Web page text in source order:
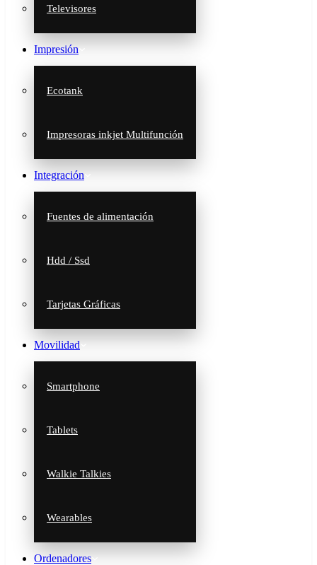
Televisores
Impresión
Ecotank
Impresoras inkjet Multifunción
Integración
Fuentes de alimentación
Hdd / Ssd
Tarjetas Gráficas
Movilidad
Smartphone
Tablets
Walkie Talkies
Wearables
Ordenadores